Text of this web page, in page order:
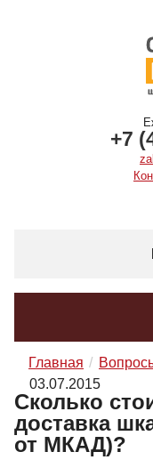
+7
Главная
03.07.2015
Сколько
доставка
от МКАД)?